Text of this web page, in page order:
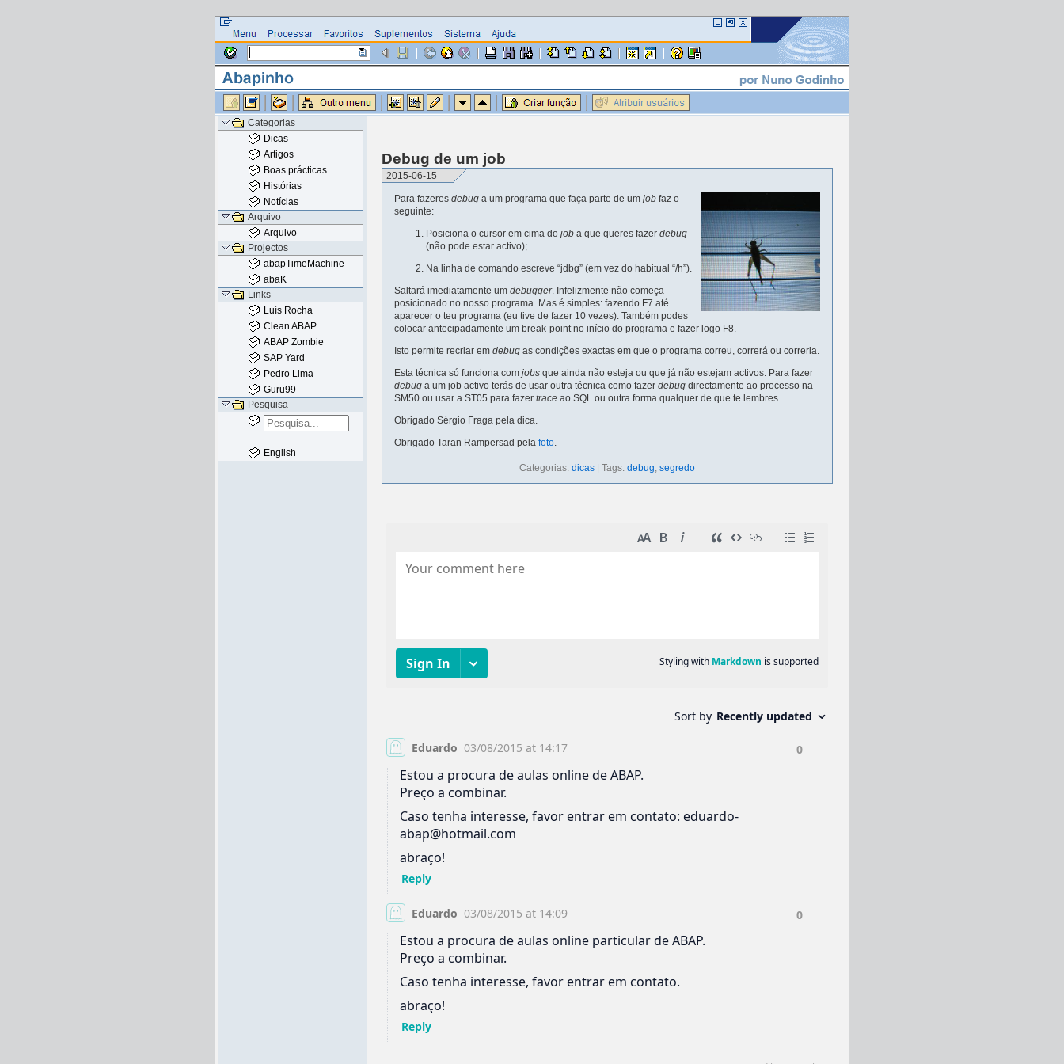
Debug de um job
2015-06-15
Para fazeres debug a um programa que faça parte de um job faz o
seguinte:
Posiciona o cursor em cima do job a que queres fazer debug
(não pode estar activo);
Na linha de comando escreve “jdbg” (em vez do habitual “/h”).
Saltará imediatamente um debugger. Infelizmente não começa
posicionado no nosso programa. Mas é simples: fazendo F7 até
aparecer o teu programa (eu tive de fazer 10 vezes). Também podes
colocar antecipadamente um break-point no início do programa e fazer logo F8.
Isto permite recriar em debug as condições exactas em que o programa correu, correrá ou correria.
Esta técnica só funciona com jobs que ainda não esteja ou que já não estejam activos. Para fazer
debug a um job activo terás de usar outra técnica como fazer debug directamente ao processo na
SM50 ou usar a ST05 para fazer trace ao SQL ou outra forma qualquer de que te lembres.
Obrigado Sérgio Fraga pela dica.
Obrigado Taran Rampersad pela foto.
Categorias: dicas | Tags: debug, segredo
Categorias
Dicas
Artigos
Boas prácticas
Histórias
Notícias
Arquivo
Arquivo
Projectos
abapTimeMachine
abaK
Links
Luís Rocha
Clean ABAP
ABAP Zombie
SAP Yard
Pedro Lima
Guru99
Pesquisa
English